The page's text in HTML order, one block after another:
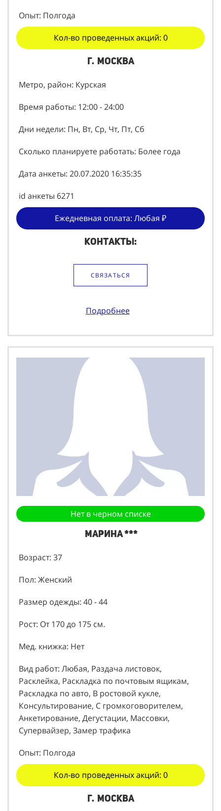
Опыт: Полгода
Кол-во проведенных акций: 0
г. Москва
Метро, район: Курская
Время работы: 12:00 - 24:00
Дни недели: Пн, Вт, Ср, Чт, Пт, Сб
Сколько планируете работать: Более года
Дата анкеты: 20.07.2020 16:35:35
id анкеты 6271
Ежедневная оплата: Любая ₽
Контакты:
СВЯЗАТЬСЯ
Подробнее
Нет в черном списке
Марина ***
Возраст: 37
Пол: Женский
Размер одежды: 40 - 44
Рост: От 170 до 175 см.
Мед. книжка: Нет
Вид работ: Любая, Раздача листовок,
Расклейка, Раскладка по почтовым ящикам,
Раскладка по авто, В ростовой кукле,
Консультирование, С громкоговорителем,
Анкетирование, Дегустации, Массовки,
Супервайзер, Замер трафика
Опыт: Полгода
Кол-во проведенных акций: 0
г. Москва